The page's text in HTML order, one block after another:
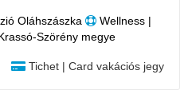
Oláhszászka
Wellness |
Szörény megye
Tichet | Card vakációs jegy